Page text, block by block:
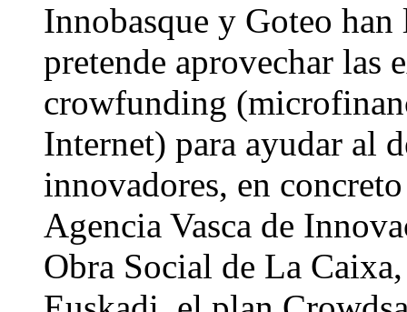
Innobasque y Goteo
pretende aprovechar las
crowfunding
Internet) para ayudar al
innovadores, en
Agencia Vasca de
Obra Social de La